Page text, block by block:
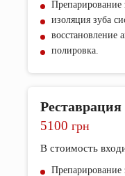
Препарирование
изоляция зуба
восстановление
полировка.
Реставрация
5100 грн
В стоимость
Препарирование